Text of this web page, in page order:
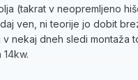
(takrat v neopremljeno
ven, ni teorije jo dobit
nekaj dneh sledi montaža